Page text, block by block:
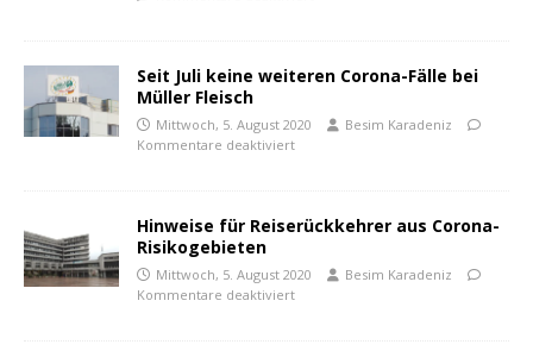
Seit Juli keine weiteren Corona-Fälle bei
Müller Fleisch
Mittwoch, 5. August 2020
Besim Karadeniz
Kommentare deaktiviert
Hinweise für Reiserückkehrer aus Corona-
Risikogebieten
Mittwoch, 5. August 2020
Besim Karadeniz
Kommentare deaktiviert